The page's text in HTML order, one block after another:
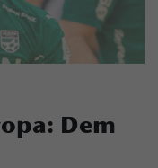
Dem